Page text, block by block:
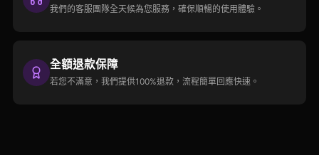
我們的客服團隊全天候為您服務，確保順暢的使用體驗。
全額退款保障
若您不滿意，我們提供100%退款，流程簡單回應快速。